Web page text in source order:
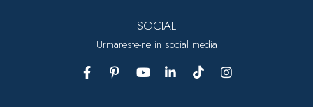
SOCIAL
Urmareste-ne in social media